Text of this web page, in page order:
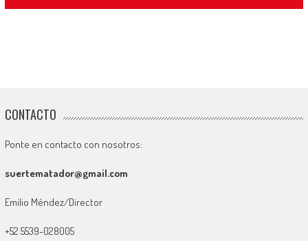
CONTACTO
Ponte en contacto con nosotros:
suertematador@gmail.com
Emilio Méndez/Director
+52 5539-028005